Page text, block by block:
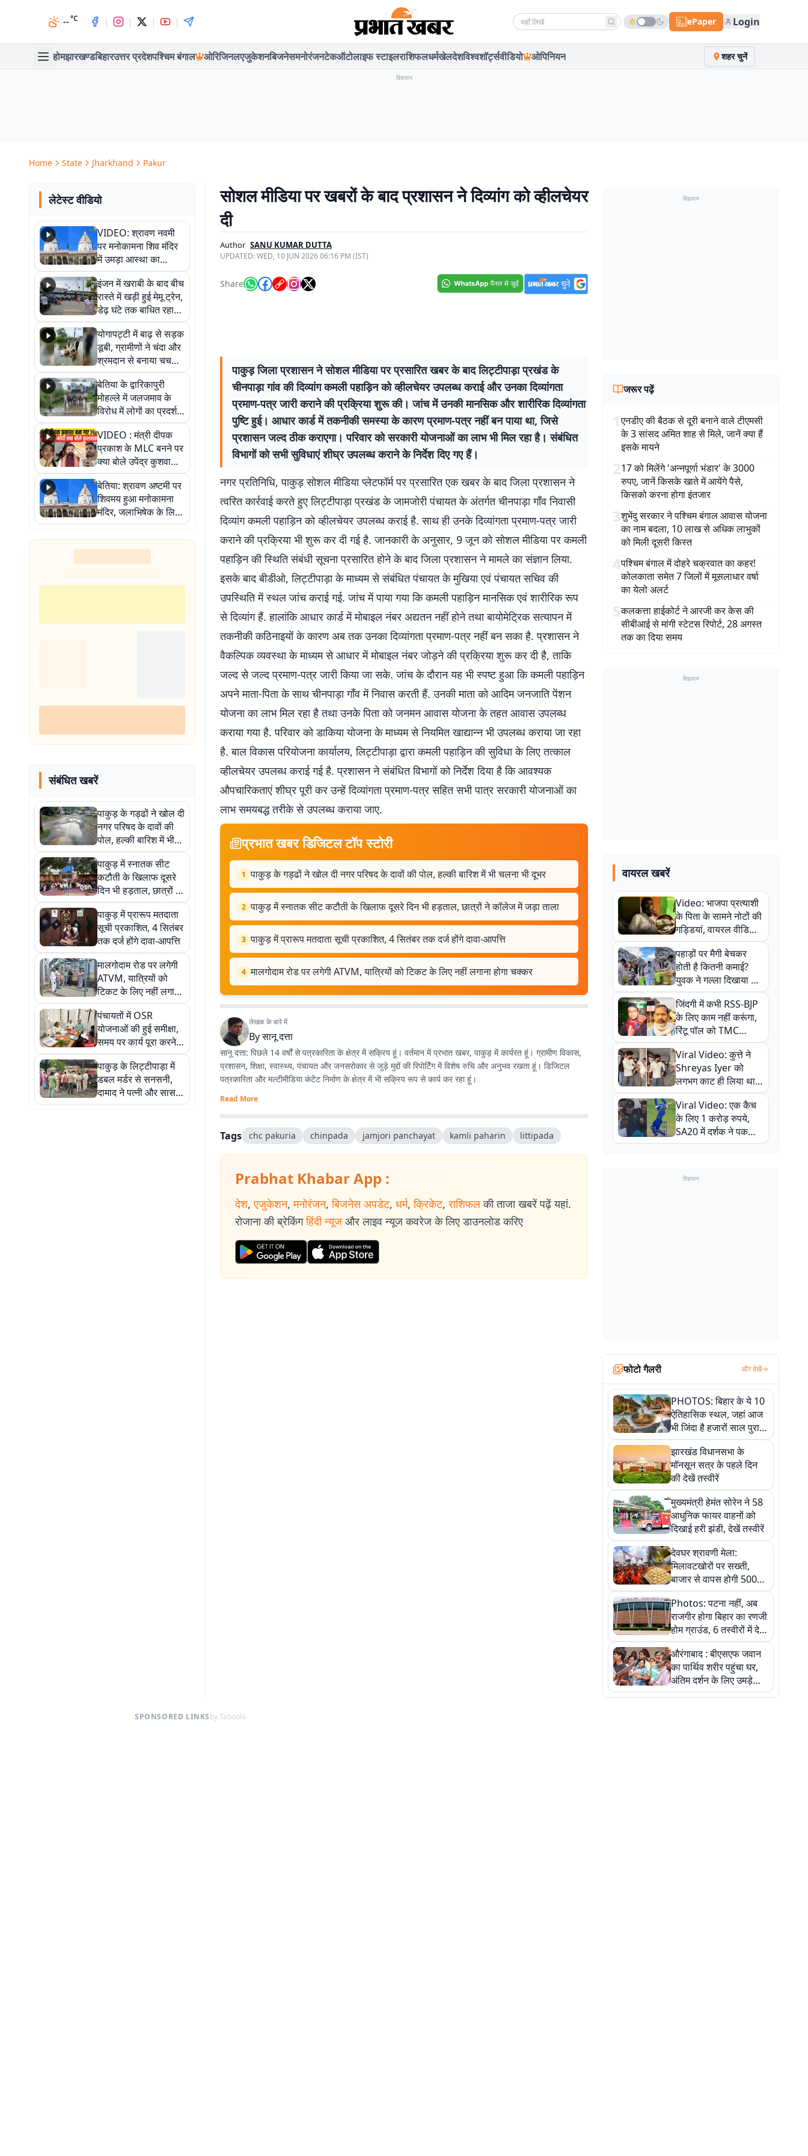
--°C | | | | Search news ePaper Login
होमझारखण्डबिहारउत्तर प्रदेशपश्चिम बंगाल ओरिजिनलएजुकेशनबिजनेसमनोरंजनटेकऑटोलाइफ स्टाइलराशिफलधर्मखेलदेशविश्वशॉर्ट्सवीडियो ओपिनियन शहर चुनें
विज्ञापन
Home State Jharkhand Pakur
लेटेस्ट वीडियो
VIDEO: श्रावण नवमी
पर मनोकामना शिव मंदिर
में उमड़ा आस्था का
सैलाब, हर-हर महादेव के
जयघोष से गूंजा परिसर
इंजन में खराबी के बाद बीच
रास्ते में खड़ी हुई मेमू ट्रेन,
डेढ़ घंटे तक बाधित रहा
आवागमन
योगापट्टी में बाढ़ से सड़क
डूबी, ग्रामीणों ने चंदा और
श्रमदान से बनाया चचरी
पुल
बेतिया के द्वारिकापुरी
मोहल्ले में जलजमाव के
विरोध में लोगों का प्रदर्शन,
स्थायी समाधान की मांग
VIDEO : मंत्री दीपक
प्रकाश के MLC बनने पर
क्या बोले उपेंद्र कुशवाहा,
सुनिए
बेतिया: श्रावण अष्टमी पर
शिवमय हुआ मनोकामना
मंदिर, जलाभिषेक के लिए
लगी लंबी कतारें
संबंधित खबरें
पाकुड़ के गड्ढों ने खोल दी
नगर परिषद के दावों की
पोल, हल्की बारिश में भी
चलना भी दूभर
पाकुड़ में स्नातक सीट
कटौती के खिलाफ दूसरे
दिन भी हड़ताल, छात्रों ने
कॉलेज में जड़ा ताला
पाकुड़ में प्रारूप मतदाता
सूची प्रकाशित, 4 सितंबर
तक दर्ज होंगे दावा-आपत्ति
मालगोदाम रोड पर लगेगी
ATVM, यात्रियों को
टिकट के लिए नहीं लगाना
होगा चक्कर
पंचायतों में OSR
योजनाओं की हुई समीक्षा,
समय पर कार्य पूरा करने
के दिए गए निर्देश
पाकुड़ के लिट्टीपाड़ा में
डबल मर्डर से सनसनी,
दामाद ने पत्नी और सास
को उतारा मौत के घाट
सोशल मीडिया पर खबरों के बाद प्रशासन ने दिव्यांग को व्हीलचेयर
दी
Author SANU KUMAR DUTTA
UPDATED:WED, 10 JUN 2026 06:16 PM (IST)
Share
पाकुड़ जिला प्रशासन ने सोशल मीडिया पर प्रसारित खबर के बाद लिट्टीपाड़ा प्रखंड के
चीनपाड़ा गांव की दिव्यांग कमली पहाड़िन को व्हीलचेयर उपलब्ध कराई और उनका दिव्यांगता
प्रमाण-पत्र जारी कराने की प्रक्रिया शुरू की। जांच में उनकी मानसिक और शारीरिक दिव्यांगता
पुष्टि हुई। आधार कार्ड में तकनीकी समस्या के कारण प्रमाण-पत्र नहीं बन पाया था, जिसे
प्रशासन जल्द ठीक कराएगा। परिवार को सरकारी योजनाओं का लाभ भी मिल रहा है। संबंधित
विभागों को सभी सुविधाएं शीघ्र उपलब्ध कराने के निर्देश दिए गए हैं।
नगर प्रतिनिधि, पाकुड़ सोशल मीडिया प्लेटफॉर्म पर प्रसारित एक खबर के बाद जिला प्रशासन ने
त्वरित कार्रवाई करते हुए लिट्टीपाड़ा प्रखंड के जामजोरी पंचायत के अंतर्गत चीनपाड़ा गाँव निवासी
दिव्यांग कमली पहाड़िन को व्हीलचेयर उपलब्ध कराई है. साथ ही उनके दिव्यांगता प्रमाण-पत्र जारी
कराने की प्रक्रिया भी शुरू कर दी गई है. जानकारी के अनुसार, 9 जून को सोशल मीडिया पर कमली
पहाड़िन की स्थिति संबंधी सूचना प्रसारित होने के बाद जिला प्रशासन ने मामले का संज्ञान लिया.
इसके बाद बीडीओ, लिट्टीपाड़ा के माध्यम से संबंधित पंचायत के मुखिया एवं पंचायत सचिव की
उपस्थिति में स्थल जांच कराई गई. जांच में पाया गया कि कमली पहाड़िन मानसिक एवं शारीरिक रूप
से दिव्यांग हैं. हालांकि आधार कार्ड में मोबाइल नंबर अद्यतन नहीं होने तथा बायोमेट्रिक सत्यापन में
तकनीकी कठिनाइयों के कारण अब तक उनका दिव्यांगता प्रमाण-पत्र नहीं बन सका है. प्रशासन ने
वैकल्पिक व्यवस्था के माध्यम से आधार में मोबाइल नंबर जोड़ने की प्रक्रिया शुरू कर दी है, ताकि
जल्द से जल्द प्रमाण-पत्र जारी किया जा सके. जांच के दौरान यह भी स्पष्ट हुआ कि कमली पहाड़िन
अपने माता-पिता के साथ चीनपाड़ा गाँव में निवास करती हैं. उनकी माता को आदिम जनजाति पेंशन
योजना का लाभ मिल रहा है तथा उनके पिता को जनमन आवास योजना के तहत आवास उपलब्ध
कराया गया है. परिवार को डाकिया योजना के माध्यम से नियमित खाद्यान्न भी उपलब्ध कराया जा रहा
है. बाल विकास परियोजना कार्यालय, लिट्टीपाड़ा द्वारा कमली पहाड़िन की सुविधा के लिए तत्काल
व्हीलचेयर उपलब्ध कराई गई है. प्रशासन ने संबंधित विभागों को निर्देश दिया है कि आवश्यक
औपचारिकताएं शीघ्र पूरी कर उन्हें दिव्यांगता प्रमाण-पत्र सहित सभी पात्र सरकारी योजनाओं का
लाभ समयबद्ध तरीके से उपलब्ध कराया जाए.
प्रभात खबर डिजिटल टॉप स्टोरी
1 पाकुड़ के गड्ढों ने खोल दी नगर परिषद के दावों की पोल, हल्की बारिश में भी चलना भी दूभर
2 पाकुड़ में स्नातक सीट कटौती के खिलाफ दूसरे दिन भी हड़ताल, छात्रों ने कॉलेज में जड़ा ताला
3 पाकुड़ में प्रारूप मतदाता सूची प्रकाशित, 4 सितंबर तक दर्ज होंगे दावा-आपत्ति
4 मालगोदाम रोड पर लगेगी ATVM, यात्रियों को टिकट के लिए नहीं लगाना होगा चक्कर
लेखक के बारे में
Byसानू दत्ता
सानू दत्ता: पिछले 14 वर्षों से पत्रकारिता के क्षेत्र में सक्रिय हूं। वर्तमान में प्रभात खबर, पाकुड़ में कार्यरत हूं। ग्रामीण विकास,
प्रशासन, शिक्षा, स्वास्थ्य, पंचायत और जनसरोकार से जुड़े मुद्दों की रिपोर्टिंग में विशेष रुचि और अनुभव रखता हूं। डिजिटल
पत्रकारिता और मल्टीमीडिया कंटेंट निर्माण के क्षेत्र में भी सक्रिय रूप से कार्य कर रहा हूं।
Read More
Tags chc pakuria chinpada jamjori panchayat kamli paharin littipada
Prabhat Khabar App :
देश, एजुकेशन, मनोरंजन, बिजनेस अपडेट, धर्म, क्रिकेट, राशिफल की ताजा खबरें पढ़ें यहां.
रोजाना की ब्रेकिंग हिंदी न्यूज और लाइव न्यूज कवरेज के लिए डाउनलोड करिए
विज्ञापन
जरूर पढ़ें
1एनडीए की बैठक से दूरी बनाने वाले टीएमसी
के 3 सांसद अमित शाह से मिले, जानें क्या हैं
इसके मायने
217 को मिलेंगे 'अन्नपूर्णा भंडार' के 3000
रुपए, जानें किसके खाते में आयेंगे पैसे,
किसको करना होगा इंतजार
3शुभेंदु सरकार ने पश्चिम बंगाल आवास योजना
का नाम बदला, 10 लाख से अधिक लाभुकों
को मिली दूसरी किस्त
4पश्चिम बंगाल में दोहरे चक्रवात का कहर!
कोलकाता समेत 7 जिलों में मूसलाधार वर्षा
का येलो अलर्ट
5कलकत्ता हाईकोर्ट ने आरजी कर केस की
सीबीआई से मांगी स्टेटस रिपोर्ट, 28 अगस्त
तक का दिया समय
विज्ञापन
वायरल खबरें
Video: भाजपा प्रत्याशी
के पिता के सामने नोटों की
गड्डियां, वायरल वीडियो
से राजनीति में उबाल,
अजित महतो बोले- TMC
की गंदी चाल
पहाड़ों पर मैगी बेचकर
होती है कितनी कमाई?
युवक ने गल्ला दिखाया तो
नौकरी वालों के खड़े हो गए
कान
जिंदगी में कभी RSS-BJP
के लिए काम नहीं करूंगा,
रिंटू पॉल को TMC
ऑफिस में ले जाकर पीटा,
Video वायरल
Viral Video: कुत्ते ने
Shreyas Iyer को
लगभग काट ही लिया था,
न्यूजीलैंड सीरीज से पहले
बाल-बाल बचे
Viral Video: एक कैच
के लिए 1 करोड़ रुपये,
SA20 में दर्शक ने पकड़ा
एक हाथ से गजब का कैच
विज्ञापन
फोटो गैलरी और देखें
PHOTOS: बिहार के ये 10
ऐतिहासिक स्थल, जहां आज
भी जिंदा है हजारों साल पुराना
इतिहास, एक बार जरूर घूमिए
झारखंड विधानसभा के
मॉनसून सत्र के पहले दिन
की देखें तस्वीरें
मुख्यमंत्री हेमंत सोरेन ने 58
आधुनिक फायर वाहनों को
दिखाई हरी झंडी, देखें तस्वीरें
देवघर श्रावणी मेला:
मिलावटखोरों पर सख्ती,
बाजार से वापस होगी 500
किलो संदिग्ध खाद्य सामग्री,
देखें तस्वीरें
Photos: पटना नहीं, अब
राजगीर होगा बिहार का रणजी
होम ग्राउंड, 6 तस्वीरों में देखें
नए स्टेडियम की पूरी कहानी
औरंगाबाद : बीएसएफ जवान
का पार्थिव शरीर पहुंचा घर,
अंतिम दर्शन के लिए उमड़े
लोग
SPONSORED LINKSby Taboola